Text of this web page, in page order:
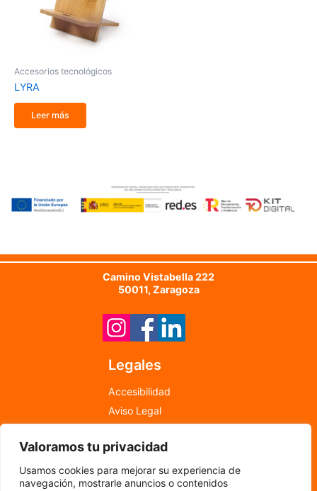
Valoramos tu privacidad
Usamos cookies para mejorar su experiencia de
navegación, mostrarle anuncios o contenidos
Accesorios tecnológicos
LYRA
Leer más
Camino Vistabella 222
50011, Zaragoza
Legales
Accesibilidad
Aviso Legal
Política de Privacidad
info@newfood.es
976 598 708